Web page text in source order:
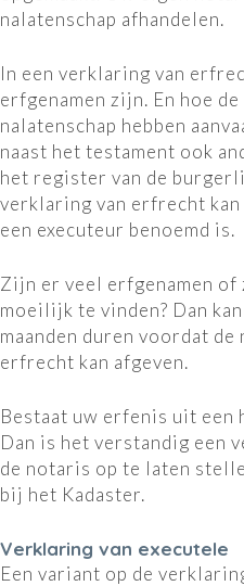
nalatenschap afhandelen.
In een verklaring van
erfgenamen zijn. En hoe
nalatenschap hebben
naast het testament ook
het register van de
verklaring van erfrecht
een executeur benoemd is.
Zijn er veel erfgenamen of
moeilijk te vinden? Dan
maanden duren voordat
erfrecht kan afgeven.
Bestaat uw erfenis uit een
Dan is het verstandig een
de notaris op te laten
bij het Kadaster.
Verklaring van executele
Een variant op de